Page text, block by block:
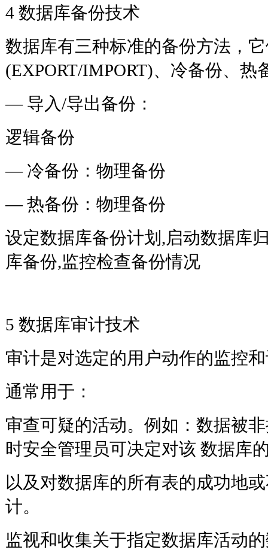
4 数据库备份技术
数据库有三种标准的备份方法，
(EXPORT/IMPORT)、冷备份
— 导入/导出备份：
逻辑备份
— 冷备份：物理备份
— 热备份：物理备份
设定数据库备份计划,启动数据库
库备份,监控检查备份情况
5 数据库审计技术
审计是对选定的用户动作的监控
通常用于：
审查可疑的活动。例如：数据被
时安全管理员可决定对该 数据库
以及对数据库的所有表的成功地
计。
监视和收集关于指定数据库活动